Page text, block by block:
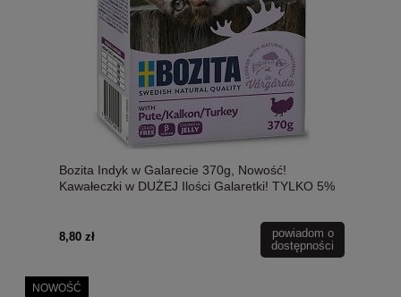
Bozita Indyk w Galarecie 370g, Nowość!
Kawałeczki w DUŻEJ Ilości Galaretki! TYLKO 5%
8,80 zł
powiadom o
dostępności
NOWOŚĆ